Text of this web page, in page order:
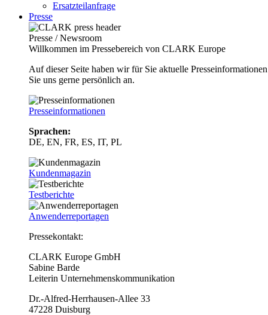
Ersatzteilanfrage
Presse
Presse / Newsroom
Willkommen im Pressebereich von CLARK Europe
Auf dieser Seite haben wir für Sie aktuelle
Sie uns gerne persönlich an.
Presseinformationen
Sprachen:
DE, EN, FR, ES, IT, PL
Kundenmagazin
Testberichte
Anwenderreportagen
Pressekontakt:
CLARK Europe GmbH
Sabine Barde
Leiterin Unternehmenskommunikation
Dr.-Alfred-Herrhausen-Allee 33
47228 Duisburg